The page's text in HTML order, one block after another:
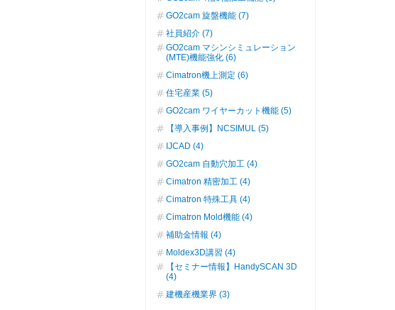
GO2cam 旋盤機能 (7)
社員紹介 (7)
GO2cam マシンシミュレーション
(MTE)機能強化 (6)
Cimatron機上測定 (6)
住宅産業 (5)
GO2cam ワイヤーカット機能 (5)
【導入事例】NCSIMUL (5)
IJCAD (4)
GO2cam 自動穴加工 (4)
Cimatron 精密加工 (4)
Cimatron 特殊工具 (4)
Cimatron Mold機能 (4)
補助金情報 (4)
Moldex3D講習 (4)
【セミナー情報】HandySCAN 3D
(4)
建機産機業界 (3)